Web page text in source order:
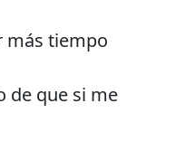
más tiempo
de que si me